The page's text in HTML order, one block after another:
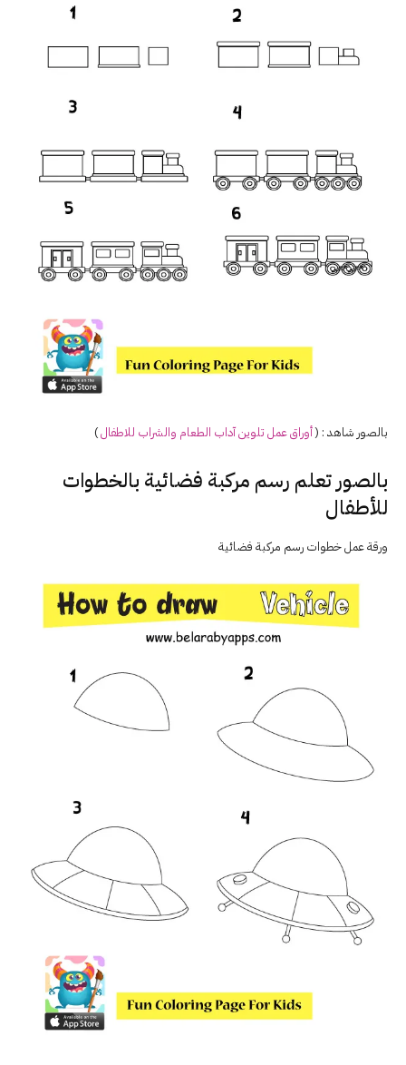
بالصور شاهد : (أوراق عمل تلوين آداب الطعام والشراب للاطفال)
بالصور تعلم رسم مركبة فضائية بالخطوات
للأطفال
ورقة عمل خطوات رسم مركبة فضائية